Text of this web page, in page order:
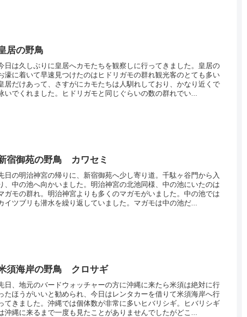
居の野鳥
日は久しぶりに皇居へカモたちを観察しに行ってきました。皇居の
濠に着いて早速見つけたのはヒドリガモの群れ観光客のとても多い
居だけあって、さすがにカモたちは人馴れしており、かなり近くで
いでくれました。ヒドリガモと同じぐらいの数の群れでい...
宿御苑の野鳥 カワセミ
日の明治神宮の帰りに、新宿御苑へ少し寄り道。千駄ヶ谷門から入
、中の池へ向かいました。明治神宮の北池同様、中の池にいたのは
ガモの群れ。明治神宮よりも多くのマガモがいました。中の池では
イツブリも潜水を繰り返していました。マガモは中の池だ...
須海岸の野鳥 クロサギ
日、地元のバードウォッチャーの方に沖縄に来たら米須は絶対に行
たほうがいいと勧められ、今日はレンタカーを借りて米須海岸へ行
てきました。沖縄では個体数が非常に多いヒバリシギ。ヒバリシギ
沖縄に来るまで一度も見たことがありませんでしたがどこ...